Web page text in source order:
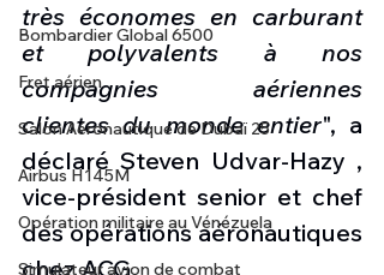
Bombardier Global 6500
Fret aérien
Salon Aéronautique de Dubaï 25
Airbus H145M
Opération militaire au Vénézuela
Simulateur avion de combat
très économes en carburant
et polyvalents à nos
compagnies aériennes
clientes du monde entier", a
déclaré Steven Udvar-Hazy ,
vice-président senior et chef
des opérations aéronautiques
chez ACG.